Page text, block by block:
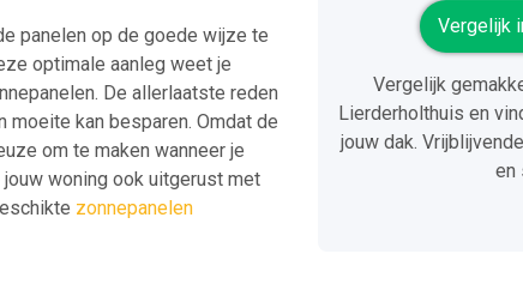
panelen op de goede wijze te
optimale aanleg weet je
De allerlaatste reden
kan besparen. Omdat de
om te maken wanneer je
woning ook uitgerust met
zonnepanelen
Vergelijk
Vergelijk
Lierderholthuis en
jouw dak.
en